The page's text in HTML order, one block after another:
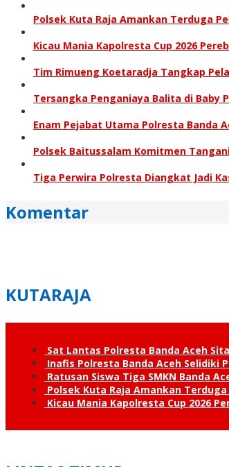
Polsek Kuta Raja Amankan Terduga
Kicau Mania Kapolresta Cup 2026
Tim Rimueng Koetaradja Tangkap
Tersangka Penganiaya Balita di Baby
Enam Pejabat Utama Polresta Banda
Polsek Baitussalam Komitmen
Tiga Perwira Polresta Diangkat Jadi
Komentar
KUTARAJA
Sat Lantas Polresta Banda Aceh
Inafis Polresta Banda Aceh Selidiki
Ratusan Siswa Tiga SMKN Banda
Polsek Kuta Raja Amankan
Kicau Mania Kapolresta Cup 2026